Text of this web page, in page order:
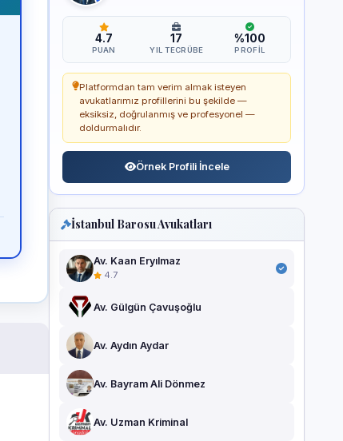
4.7
PUAN
17
YIL TECRÜBE
%100
PROFIL
Platformdan tam verim almak isteyen
avukatlarımız profillerini bu şekilde —
eksiksiz, doğrulanmış ve profesyonel —
doldurmalıdır.
Örnek Profili İncele
İstanbul Barosu Avukatları
Av. Kaan Eryılmaz
4.7
Av. Gülgün Çavuşoğlu
Av. Aydın Aydar
Av. Bayram Ali Dönmez
Av. Uzman Kriminal